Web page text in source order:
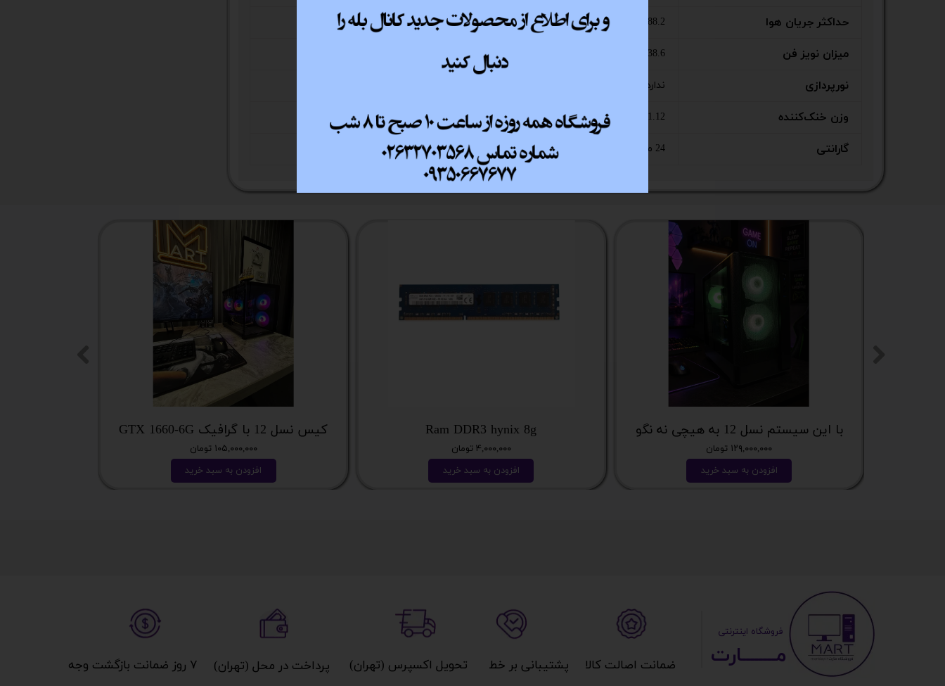
حداکثر جریان هوا 88.2 CFM
میزان نویز فن 38.6 دسی بل
نورپردازی ندارد
وزن خنک‌کننده 1.12 کیلوگرم
گارانتی 24 ماهه تخت جمشید
کیس نسل 12 با گرافیک GTX 1660-6G
۱۰۵,۰۰۰,۰۰۰ تومان
افزودن به سبد خرید
Ram DDR3 hynix 8g
۴,۰۰۰,۰۰۰ تومان
افزودن به سبد خرید
با این سیستم نسل 12 به هیچی نه نگو
۱۲۹,۰۰۰,۰۰۰ تومان
افزودن به سبد خرید
مــــــــارت​​​​​​
​ ​فروشگاه اینترنتی
۷ روز ضمانت بازگشت وجه​​​​​​​ پرداخت در محل (تهران)​​​​​​​ تحویل اکسپرس (تهران)​​​​​​​ پشتیبانی بر خط​​​​​​​ ضمانت اصالت کالا​​​​​​​